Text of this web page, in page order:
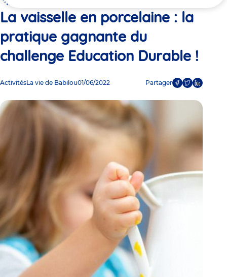
ici
Education Durable !
La vaisselle en porcelaine : la
pratique gagnante du
challenge Education Durable !
ActivitésLa vie de Babilou01/06/2022 Partager